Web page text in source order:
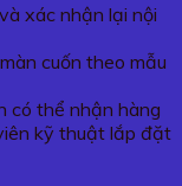
xác nhận lại nội
cuốn theo mẫu
có thể nhận hàng
kỹ thuật lắp đặt